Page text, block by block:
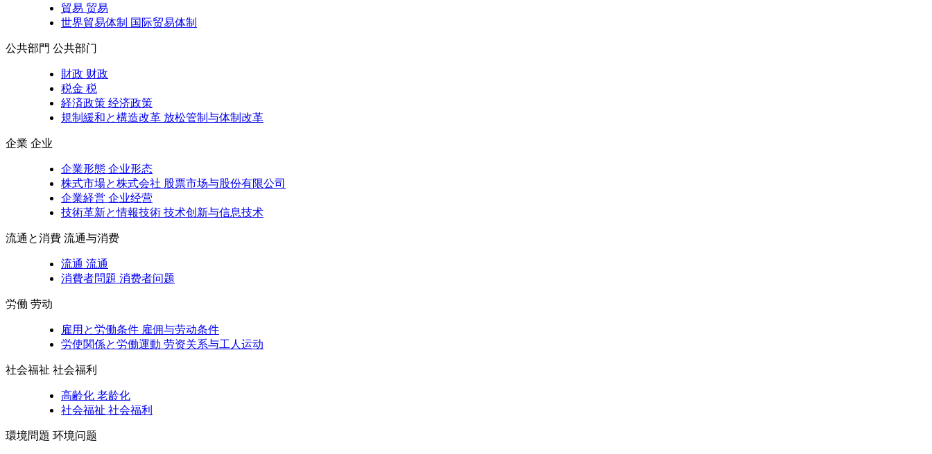
貿易 贸易
世界貿易体制 国际贸易体制
公共部門 公共部门
財政 财政
税金 税
経済政策 经济政策
規制緩和と構造改革 放松管制与体制改革
企業 企业
企業形態 企业形态
株式市場と株式会社 股票市场与股份有限公司
企業経営 企业经营
技術革新と情報技術 技术创新与信息技术
流通と消費 流通与消费
流通 流通
消費者問題 消费者问题
労働 劳动
雇用と労働条件 雇佣与劳动条件
労使関係と労働運動 劳资关系与工人运动
社会福祉 社会福利
高齢化 老龄化
社会福祉 社会福利
環境問題 环境问题